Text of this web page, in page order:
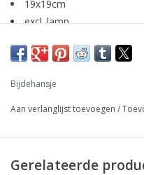
19x19cm
excl. lamp
Bijdehansje
Aan verlanglijst toevoegen /
Gerelateerde